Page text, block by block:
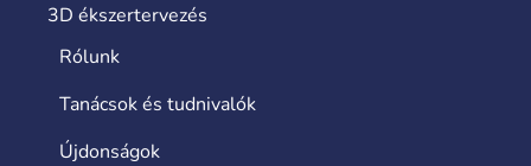
3D ékszertervezés
Rólunk
Tanácsok és tudnivalók
Újdonságok